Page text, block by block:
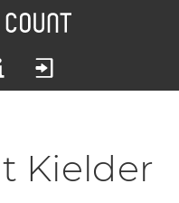
Kielder